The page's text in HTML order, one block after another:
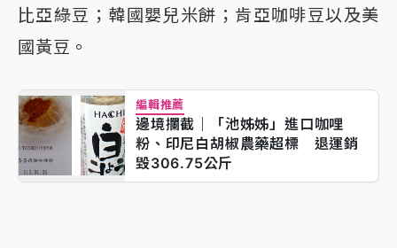
比亞綠豆；韓國嬰兒米餅；肯亞咖啡豆以及美
國黃豆。
編輯推薦
邊境攔截｜「池姊姊」進口咖哩
粉、印尼白胡椒農藥超標 退運銷
毀306.75公斤